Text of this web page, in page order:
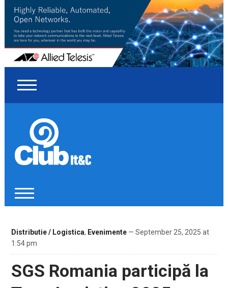
Distributie / Logistica, Evenimente— September 25, 2025 at
1:54 pm
SGS Romania participă la